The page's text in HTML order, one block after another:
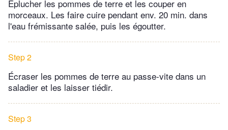
Éplucher les pommes de terre et les couper en
morceaux. Les faire cuire pendant env. 20 min. dans
l'eau frémissante salée, puis les égoutter.
Step 2
Écraser les pommes de terre au passe-vite dans un
saladier et les laisser tiédir.
Step 3